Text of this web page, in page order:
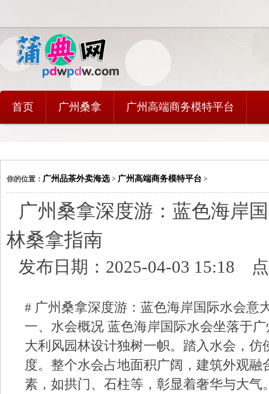
首页 广州桑拿 广州高端商务模特平台
你的位置： 广州品茶外卖海选> 广州高端商务模特平台 >
广州桑拿深度游：蓝色海岸
林桑拿指南
发布日期：2025-04-03 15:18
# 广州桑拿深度游：蓝色海岸国际水会意
一、水会概况 蓝色海岸国际水会坐落于
大利风园林设计独树一帜。踏入水会，仿
度。整个水会占地面积广阔，建筑外观融
素，如拱门、石柱等，彰显着奢华与大气